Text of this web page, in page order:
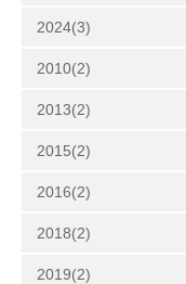
2024(3)
2010(2)
2013(2)
2015(2)
2016(2)
2018(2)
2019(2)